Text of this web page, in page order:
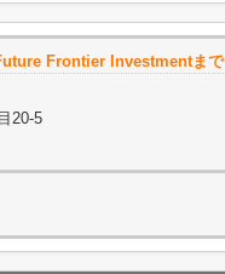
Frontier Investmentまで
20-5